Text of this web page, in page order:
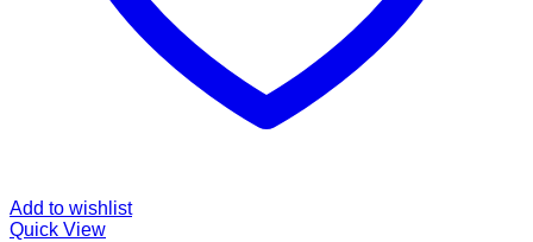
Add to wishlist
Quick View